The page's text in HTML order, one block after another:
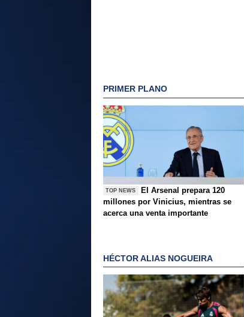
PRIMER PLANO
TOP NEWS
El Arsenal prepara 120
millones por Vinicius, mientras se
acerca una venta importante
HÉCTOR ALIAS NOGUEIRA